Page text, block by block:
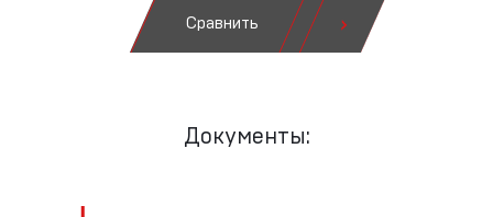
Сравнить
Документы: